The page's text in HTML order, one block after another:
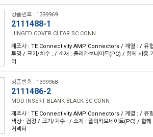
상품번호 : 1399969
2111488-1
HINGED COVER CLEAR SC CONN
제조사 : TE Connectivity AMP Connectors / 계열 : / 유
투명 / 크기/치수 : / 소재 : 폴리카보네이트(PC) / 함께 사용
터
상품번호 : 1399968
2111486-2
MOD INSERT BLANK BLACK SC CONN
제조사 : TE Connectivity AMP Connectors / 계열 : / 유
색상 : 검정 / 크기/치수 : / 소재 : 폴리카보네이트(PC) / 함
커넥터